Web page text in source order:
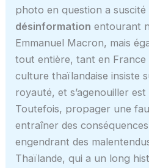
photo en question a suscité
désinformation entourant
Emmanuel Macron, mais
tout entière, tant en France
culture thaïlandaise insiste
royauté, et s’agenouiller
Toutefois, propager une
entraîner des
engendrant des
Thaïlande, qui a un long